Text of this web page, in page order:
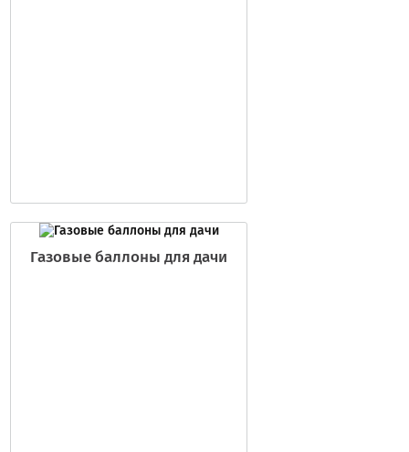
Газовые баллоны для дачи